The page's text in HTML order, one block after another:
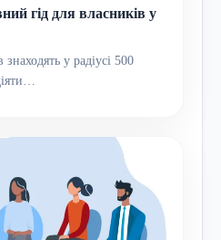
гід для власників у
у радіусі 500